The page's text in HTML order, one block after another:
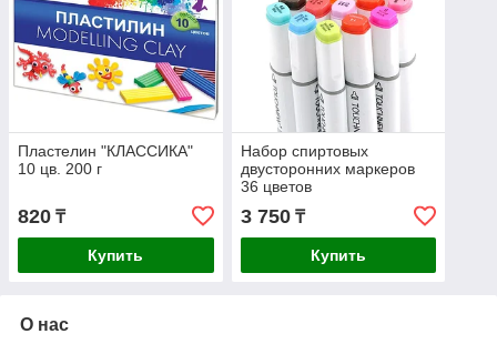
Пластелин "КЛАССИКА"
10 цв. 200 г
820 ₸
Купить
Набор спиртовых
двусторонних маркеров
36 цветов
3 750₸
Купить
О нас